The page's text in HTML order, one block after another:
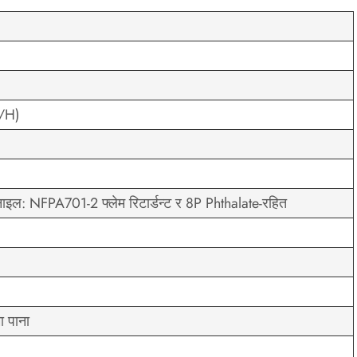
NFPA701-2 फ्लेम रिटार्डन्ट र 8P Phthalate-रहित